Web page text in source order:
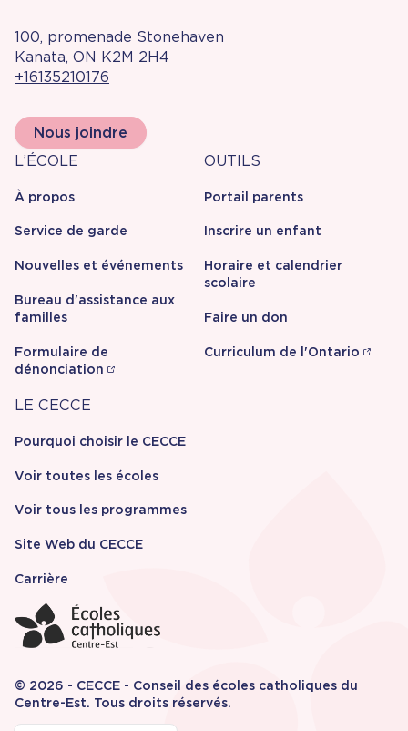
100, promenade Stonehaven
Kanata, ON K2M 2H4
+16135210176
Nous joindre
À
propos
L’ÉCOLE
À propos
Service de garde
Nouvelles et événements
Bureau d'assistance aux
familles
Formulaire de
dénonciation
Outils
OUTILS
Portail parents
Inscrire un enfant
Horaire et calendrier
scolaire
Faire un don
Curriculum de l'Ontario
Carrière
LE CECCE
Pourquoi choisir le CECCE
Voir toutes les écoles
Voir tous les programmes
Site Web du CECCE
Carrière
© 2026 - CECCE - Conseil des écoles catholiques du
Centre-Est. Tous droits réservés.